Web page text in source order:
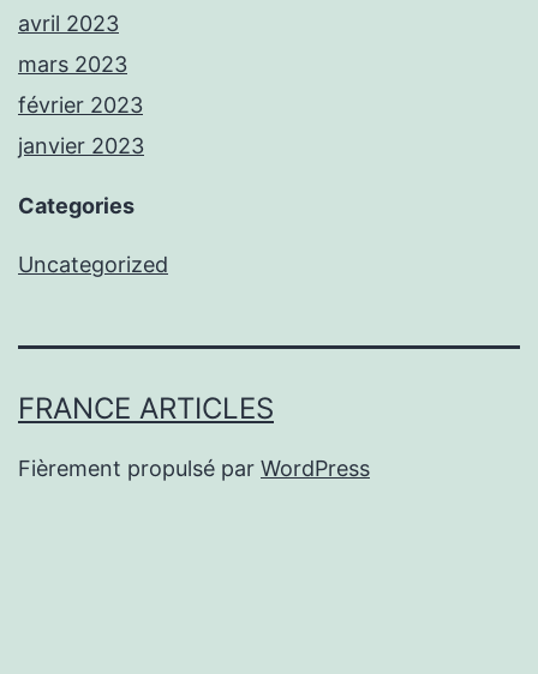
avril 2023
mars 2023
février 2023
janvier 2023
Categories
Uncategorized
FRANCE ARTICLES
Fièrement propulsé par WordPress